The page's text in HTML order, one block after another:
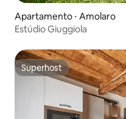
Apartamento ⋅ Amolaro
Estúdio Giuggiola
Superhost
Superhost